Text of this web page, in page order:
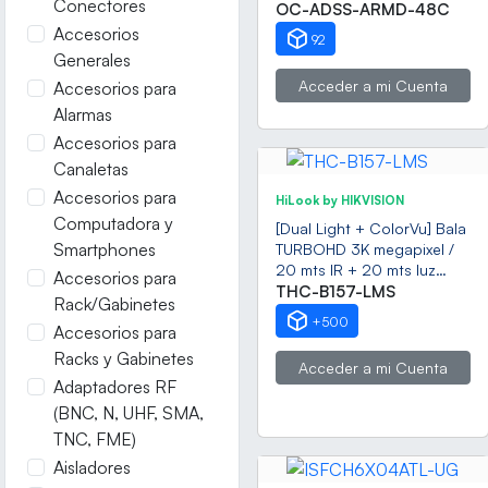
Conectores
Accesorios
Generales
Accesorios para
Alarmas
Accesorios para
Canaletas
Accesorios para
Computadora y
Smartphones
Accesorios para
Rack/Gabinetes
Accesorios para
Racks y Gabinetes
Adaptadores RF
(BNC, N, UHF, SMA,
TNC, FME)
Aisladores
Dieléctrica, Monomodo 48
Hilos, Span 200
OC-ADSS-ARMD-48C
92
Acceder a mi Cuenta
HiLook by HIKVISION
[Dual Light + ColorVu] Bala
TURBOHD 3K megapixel /
20 mts IR + 20 mts luz
blanca / Lente 2.8 (105° de
Visión) / Exterior IP66 /
Audio por Coaxitron / TVI-
AHD-CVI-CVBS / Metal /
Smart-Hybrid light
THC-B157-LMS
+500
Acceder a mi Cuenta